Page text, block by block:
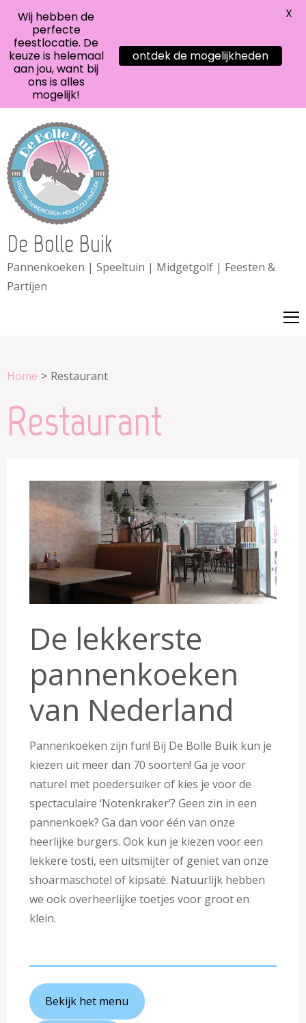
De Bolle Buik
Pannenkoeken | Speeltuin | Midgetgolf | Feesten &
Partijen
Home > Restaurant
Restaurant
De lekkerste
pannenkoeken
van Nederland
Pannenkoeken zijn fun! Bij De Bolle Buik kun je
kiezen uit meer dan 70 soorten! Ga je voor
naturel met poedersuiker of kies je voor de
spectaculaire ‘Notenkraker’? Geen zin in een
pannenkoek? Ga dan voor één van onze
heerlijke burgers. Ook kun je kiezen voor een
lekkere tosti, een uitsmijter of geniet van onze
shoarmaschotel of kipsaté. Natuurlijk hebben
we ook overheerlijke toetjes voor groot en
klein.
Bekijk het menu
Wij hebben de
perfecte
feestlocatie. De
keuze is helemaal
aan jou, want bij
ons is alles
mogelijk!
ontdek de mogelijkheden
X